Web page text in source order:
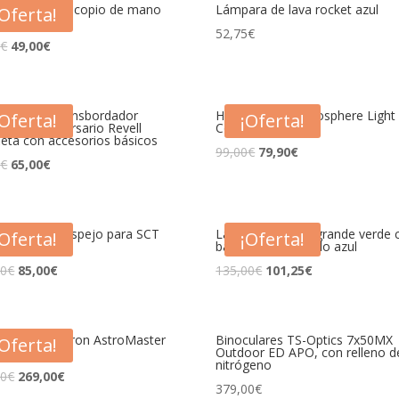
Microscopio de mano
€ 49,00€
Lámpara de lava rocket azul
52,75€
Regalo Transbordador
40º Aniversario Revell
con accesorios básicos
€ 65,00€
¡Oferta!
HOT BLUE – Atmosphere Light
Colour
99,00€ 79,90€
2″ con espejo para SCT
€ 85,00€
¡Oferta!
Lámpara de lava grande verde
base negra y líquido azul
135,00€ 101,25€
Celestron AstroMaster
€ 269,00€
Binoculares TS-Optics 7x50MX
Outdoor ED APO, con relleno
nitrógeno
379,00€